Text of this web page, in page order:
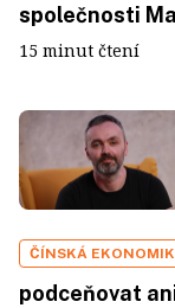
společnosti
15 minut čtení
ČÍNSKÁ
podceňovat